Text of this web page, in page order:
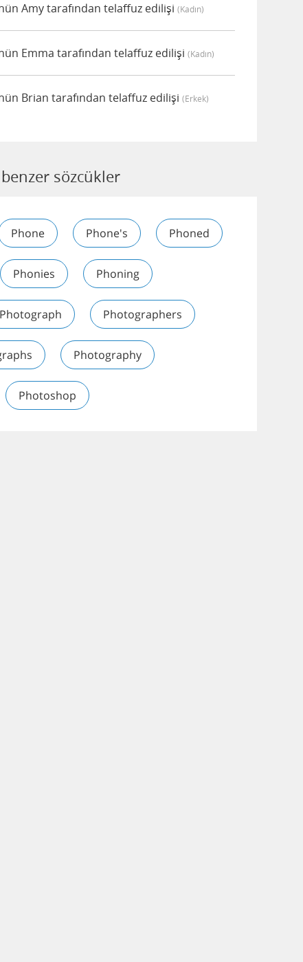
Amy tarafından telaffuz edilişi (kadın)
Emma tarafından telaffuz edilişi (kadın)
Brian tarafından telaffuz edilişi (erkek)
sözcükler
Phone Phone's Phoned
Phonies Phoning
Photograph Photographers
Photography
Photoshop